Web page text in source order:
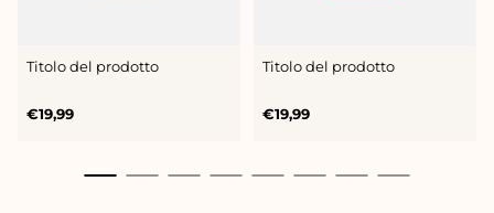
Titolo del prodotto
Prezzo
€19,99
Titolo del prodotto
Prezzo
€19,99